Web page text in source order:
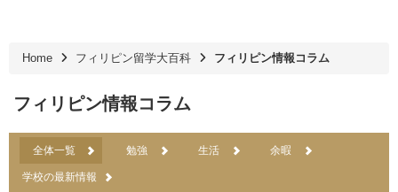
Home フィリピン留学大百科 フィリピン情報コラム
フィリピン情報コラム
全体一覧 勉強 生活 余暇
学校の最新情報